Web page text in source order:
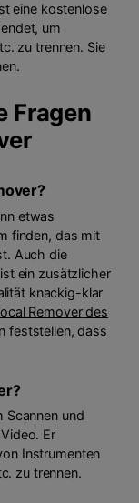
eine kostenlose
um
zu trennen. Sie
Fragen
etwas
finden, das mit
Auch die
ein zusätzlicher
knackig-klar
Removerdes
feststellen, dass
Scannen und
Er
Instrumenten
zu trennen.